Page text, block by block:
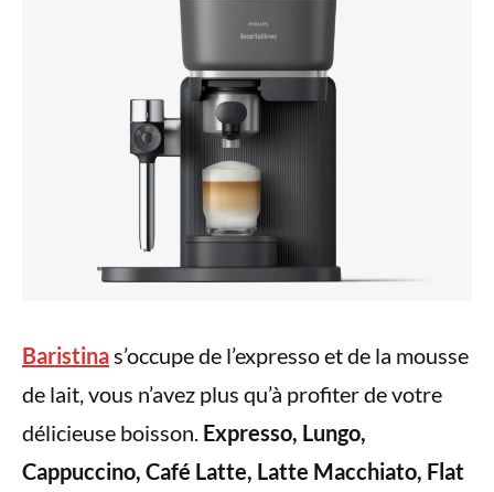
Baristinas’occupe de l’expresso et de la mousse
de lait, vous n’avez plus qu’à profiter de votre
délicieuse boisson. Expresso, Lungo,
Cappuccino, Café Latte, Latte Macchiato, Flat